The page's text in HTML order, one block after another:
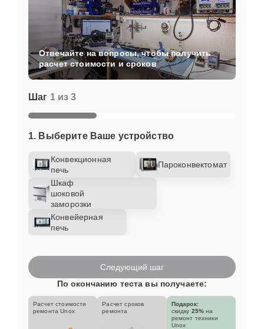
Шаг 1 из 3
1. Выберите Ваше устройство
Конвекционная
печь
Пароконвектомат
Шкаф
шоковой
заморозки
Конвейерная
печь
Отвечайте на вопросы, чтобы получить
расчет стоимости и сроков
Следующий шаг
По окончанию теста вы получаете:
Расчет стоимости
ремонта Unox
Расчет сроков
ремонта
Подарок:
скидку 25% на
ремонт техники
Unox